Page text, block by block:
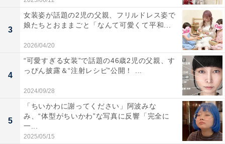
3
女装姿が話題の2児の父親、フリルドレス姿で
娘たちとおままごと「なんて可愛くて平和...
2026/04/20
4
“可愛すぎる女装”で話題の46歳2児の父親、す
っぴん披露＆“注射レシピ”公開！ ...
2024/09/28
5
「ちいかわに謝ってください」阿波みな
み、“体型がちいかわ”な写真に反響「完全に
一...
2025/05/15